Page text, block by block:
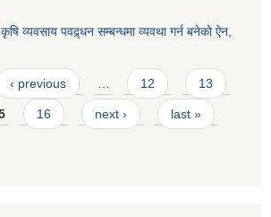
व्यवसाय पवद्र्धन सम्बन्धमा व्यवथा गर्न बनेको ऐन,
‹ previous 12 13
16 next › last »